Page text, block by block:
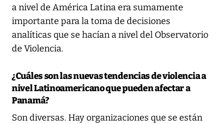
a nivel de América Latina era sumamente
importante para la toma de decisiones
analíticas que se hacían a nivel del Observatorio
de Violencia.
¿Cuáles son las nuevas tendencias de violencia a
nivel Latinoamericano que pueden afectar a
Panamá?
Son diversas. Hay organizaciones que se están